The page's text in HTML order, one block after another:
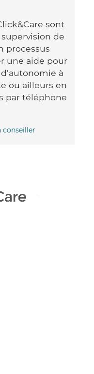
sont
de
processus
une aide pour
à
ou ailleurs en
par téléphone
conseiller